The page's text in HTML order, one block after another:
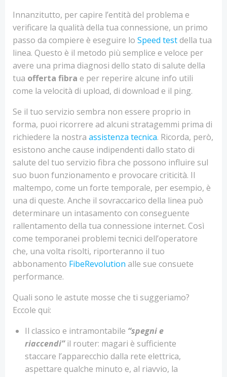
Innanzitutto, per capire l’entità del problema e
verificare la qualità della tua connessione, un primo
passo da compiere è eseguire lo Speed testdella tua
linea. Questo è il metodo più semplice e veloce per
avere una prima diagnosi dello stato di salute della
tua offerta fibra e per reperire alcune info utili
come la velocità di upload, di download e il ping.
Se il tuo servizio sembra non essere proprio in
forma, puoi ricorrere ad alcuni stratagemmi prima di
richiedere la nostra assistenza tecnica. Ricorda, però,
esistono anche cause indipendenti dallo stato di
salute del tuo servizio fibra che possono influire sul
suo buon funzionamento e provocare criticità. Il
maltempo, come un forte temporale, per esempio, è
una di queste. Anche il sovraccarico della linea può
determinare un intasamento con conseguente
rallentamento della tua connessione internet. Così
come temporanei problemi tecnici dell’operatore
che, una volta risolti, riporteranno il tuo
abbonamento FibeRevolution alle sue consuete
performance.
Quali sono le astute mosse che ti suggeriamo?
Eccole qui:
Il classico e intramontabile “spegni e
riaccendi”il router: magari è sufficiente
staccare l’apparecchio dalla rete elettrica,
aspettare qualche minuto e, al riavvio, la